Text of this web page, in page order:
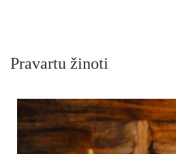
Pravartu žinoti